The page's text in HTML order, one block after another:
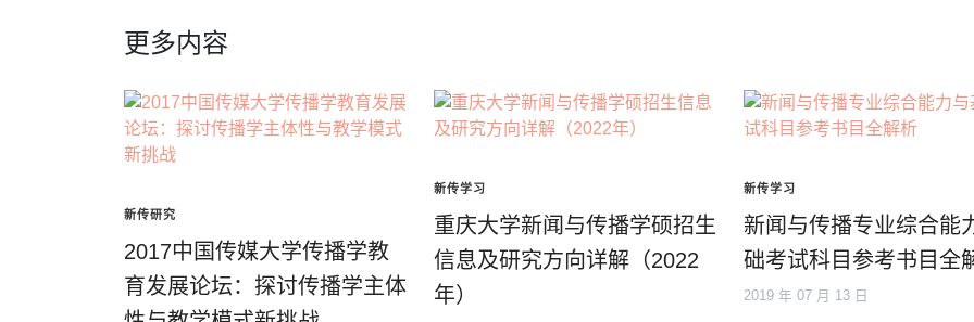
更多内容
新传研究
2017中国传媒大学传播学教
育发展论坛：探讨传播学主体
新传学习
重庆大学新闻与传播学硕招生
信息及研究方向详解（2022
年）
新传学习
新闻与传播专业综合能
础考试科目参考书目全
2019 年 07 月 13 日